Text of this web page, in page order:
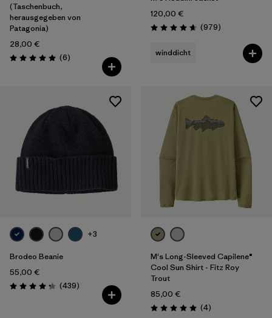
(Taschenbuch,
herausgegeben von
Patagonia)
28,00 €
Bewertung: 5.0 / 5
(6Rezensionen
)
120,00 €
Bewertung: 4.6 / 5
(979Rezensionen
)
winddicht
+3
Brodeo Beanie
55,00 €
Bewertung: 4.3 / 5
(439Rezensionen
)
M's Long-Sleeved Capilene®
Cool Sun Shirt - Fitz Roy
Trout
85,00 €
Bewertung: 5.0 / 5
(4Rezensionen
)